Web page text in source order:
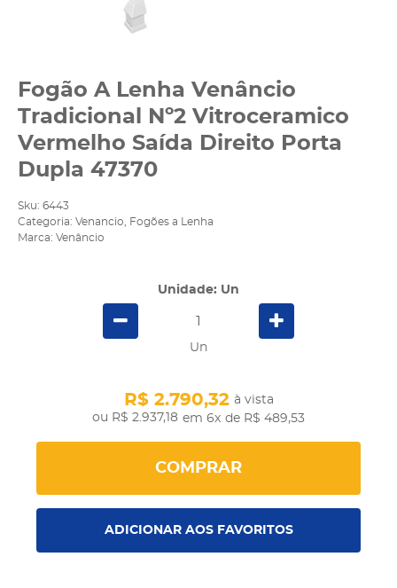
Fogão A Lenha Venâncio
Tradicional Nº2 Vitroceramico
Vermelho Saída Direito Porta
Dupla 47370
Sku: 6443
Categoria: Venancio
Fogões a Lenha
Marca: Venâncio
Unidade: Un
Un
R$ 2.937,18
R$ 2.790,32 à vista
em 6x de R$ 489,53
COMPRAR
ADICIONAR AOS FAVORITOS